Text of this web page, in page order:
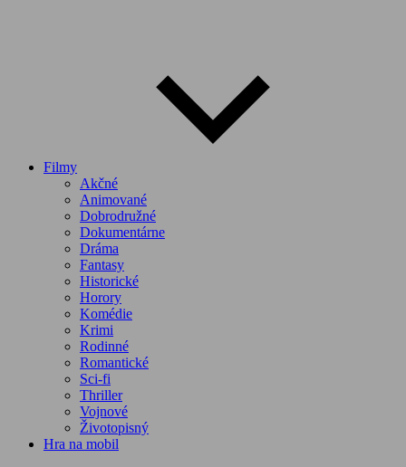
Filmy
Akčné
Animované
Dobrodružné
Dokumentárne
Dráma
Fantasy
Historické
Horory
Komédie
Krimi
Rodinné
Romantické
Sci-fi
Thriller
Vojnové
Životopisný
Hra na mobil